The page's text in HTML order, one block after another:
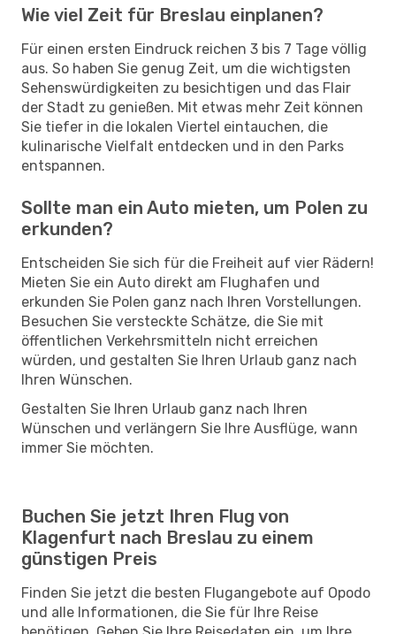
Wie viel Zeit für Breslau einplanen?
Für einen ersten Eindruck reichen 3 bis 7 Tage völlig
aus. So haben Sie genug Zeit, um die wichtigsten
Sehenswürdigkeiten zu besichtigen und das Flair
der Stadt zu genießen. Mit etwas mehr Zeit können
Sie tiefer in die lokalen Viertel eintauchen, die
kulinarische Vielfalt entdecken und in den Parks
entspannen.
Sollte man ein Auto mieten, um Polen zu
erkunden?
Entscheiden Sie sich für die Freiheit auf vier Rädern!
Mieten Sie ein Auto direkt am Flughafen und
erkunden Sie Polen ganz nach Ihren Vorstellungen.
Besuchen Sie versteckte Schätze, die Sie mit
öffentlichen Verkehrsmitteln nicht erreichen
würden, und gestalten Sie Ihren Urlaub ganz nach
Ihren Wünschen.
Gestalten Sie Ihren Urlaub ganz nach Ihren
Wünschen und verlängern Sie Ihre Ausflüge, wann
immer Sie möchten.
Buchen Sie jetzt Ihren Flug von
Klagenfurt nach Breslau zu einem
günstigen Preis
Finden Sie jetzt die besten Flugangebote auf Opodo
und alle Informationen, die Sie für Ihre Reise